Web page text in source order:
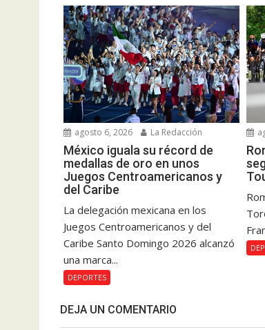
agosto 6, 2026 La Redacción
México iguala su récord de
medallas de oro en unos
Juegos Centroamericanos y
del Caribe
La delegación mexicana en los
Juegos Centroamericanos y del
Caribe Santo Domingo 2026 alcanzó
una marca...
DEPORTES
DEJA UN COMENTARIO